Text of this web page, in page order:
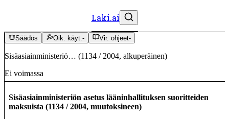
Laki.ai
Säädös Oik. käyt.- Vir. ohjeet-
Sisäasiainministeriö… (1134 / 2004, alkuperäinen)
Ei voimassa
Sisäasiainministeriön asetus lääninhallituksen suoritteiden
maksuista (1134 /2004, muutoksineen)